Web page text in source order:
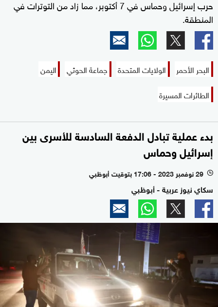
حرب إسرائيل وحماس في 7 أكتوبر، مما زاد من التوترات في
المنطقة.
البحر الأحمر الولايات المتحدة جماعة الحوثي
اليمن
الطائرات المسيرة
بدء عملية تبادل الدفعة السادسة للأسرى بين
إسرائيل وحماس
l 29 نوفمبر 2023 - 17:06 بتوقيت أبوظبي
سكاي نيوز عربية - أبوظبي